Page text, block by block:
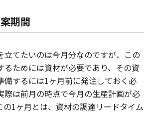
期間
立てたいのは今月分なのですが、この
るためには資材が必要であり、その資
備するには1ヶ月前に発注しておく必
際は前月の時点で今月の生産計画が必
の1ヶ月とは、資材の調達リードタイム